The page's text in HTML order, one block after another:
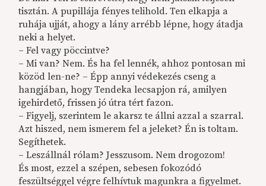
tisztán. A pupillája fényes telihold. Ten elkapja a
ruhája ujját, ahogy a lány arrébb lépne, hogy átadja
neki a helyet.
– Fel vagy pöccintve?
– Mi van? Nem. És ha fel lennék, ahhoz pontosan mi
közöd len-ne? – Épp annyi védekezés cseng a
hangjában, hogy Tendeka lecsapjon rá, amilyen
igehirdető, frissen jó útra tért fazon.
– Figyelj, szerintem le akarsz te állni azzal a szarral.
Azt hiszed, nem ismerem fel a jeleket? Én is toltam.
Segíthetek.
– Leszállnál rólam? Jesszusom. Nem drogozom!
És most, ezzel a szépen, sebesen fokozódó
feszültséggel végre felhívtuk magunkra a figyelmet.